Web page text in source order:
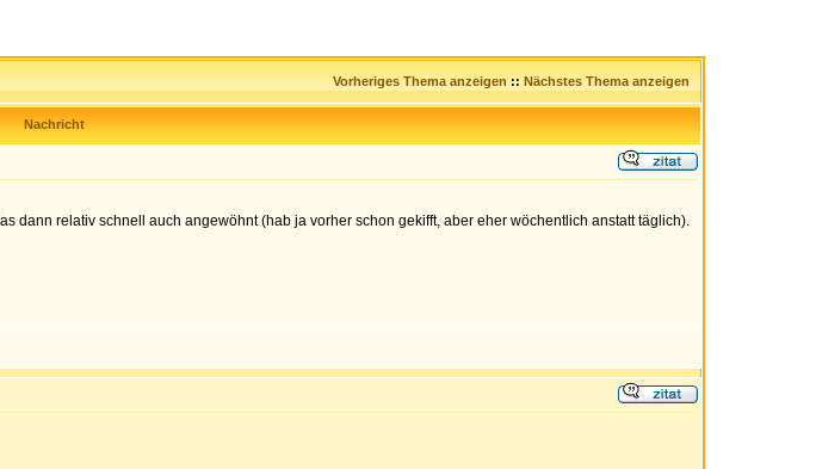
Vorheriges Thema anzeigen :: Nächstes Thema anzeigen
Nachricht
dann relativ schnell auch angewöhnt (hab ja vorher schon gekifft, aber eher wöchentlich anstatt täglich).